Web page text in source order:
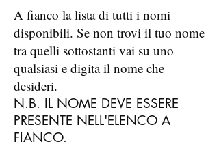
A fianco la lista di tutti i nomi
disponibili. Se non trovi il tuo nome
tra quelli sottostanti vai su uno
qualsiasi e digita il nome che
desideri.
N.B. IL NOME DEVE ESSERE
PRESENTE NELL'ELENCO A
FIANCO.